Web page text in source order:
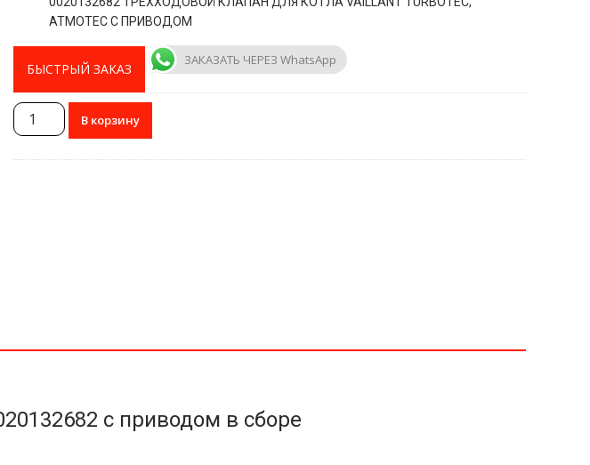
ATMOTEC С ПРИВОДОМ
БЫСТРЫЙ ЗАКАЗ
ЗАКАЗАТЬ ЧЕРЕЗ WhatsApp
Количество
товара
В корзину
с приводом в сборе